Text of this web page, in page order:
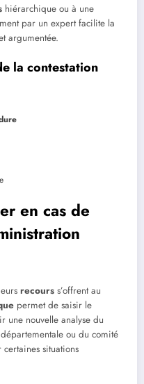
hiérarchique ou à une
par un expert facilite la
argumentée.
la contestation
en cas de
recours s’offrent au
permet de saisir le
une nouvelle analyse du
ou du comité
situations